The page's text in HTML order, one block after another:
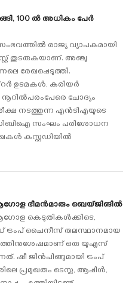
100 ൽ അധികം പേർ
രാജ്യ വ്യാപകമായി
തുടരുകയാണ്. അഞ്ചു
രേഖപ്പെടുത്തി.
ഉടമകൾ, കരിയർ
ചോദ്യം
നടത്തുന്ന എൻടിഎയുടെ
സംഘം പരിശോധന
കസ്റ്റഡിയിൽ
ആഗോള ഭീമൻമാരും ബെയ്ജിങിൽ
കെടുതികൾക്കിടെ,
ചൈനീസ് തലസ്ഥാനമായ
ഒരു യുഎസ്
ഷീ ജിൻപിങ്ങുമായി ട്രംപ്
പ്രമുഖരും ടെസ്ല, ആപ്പിൾ,